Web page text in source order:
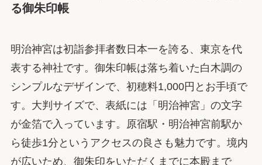
る御朱印帳
明治神宮は初詣参拝者数日本一を誇る、東京を代
表する神社です。御朱印帳は落ち着いた白木調の
シンプルなデザインで、初穂料1,000円とお手頃で
す。大判サイズで、表紙には「明治神宮」の文字
が金箔で入っています。原宿駅・明治神宮前駅か
ら徒歩1分というアクセスの良さも魅力です。境内
が広いため、御朱印をいただくまでに本殿まで